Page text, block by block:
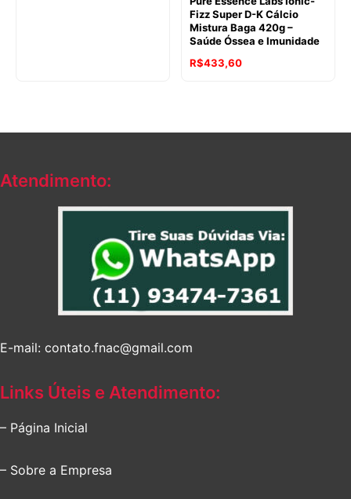
Fizz Super D-K Cálcio
Mistura Baga 420g –
Saúde Óssea e Imunidade
R$433,60
Atendimento:
E-mail: contato.fnac@gmail.com
Links Úteis e Atendimento:
– Página Inicial
– Sobre a Empresa